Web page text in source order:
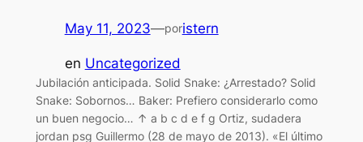
May 11, 2023—poristern
en Uncategorized
Jubilación anticipada. Solid Snake: ¿Arrestado? Solid
Snake: Sobornos… Baker: Prefiero considerarlo como
un buen negocio… ↑ a b c d e f g Ortiz, sudadera
jordan psg Guillermo (28 de mayo de 2013). «El último